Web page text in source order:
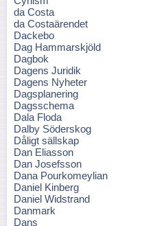
da Costa
da Costaärendet
Dackebo
Dag Hammarskjöld
Dagbok
Dagens Juridik
Dagens Nyheter
Dagsplanering
Dagsschema
Dala Floda
Dalby Söderskog
Dåligt sällskap
Dan Eliasson
Dan Josefsson
Dana Pourkomeylian
Daniel Kinberg
Daniel Widstrand
Danmark
Dans